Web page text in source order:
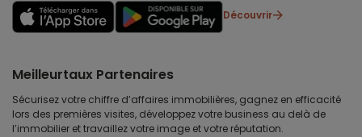
Découvrir
Meilleurtaux Partenaires
Sécurisez votre chiffre d’affaires immobilières, gagnez en efficacité
lors des premières visites, développez votre business au delà de
l’immobilier et travaillez votre image et votre réputation.